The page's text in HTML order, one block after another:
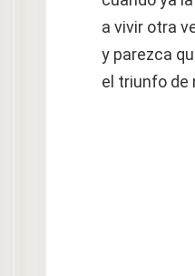
a vivir otra
y parezca
el triunfo de